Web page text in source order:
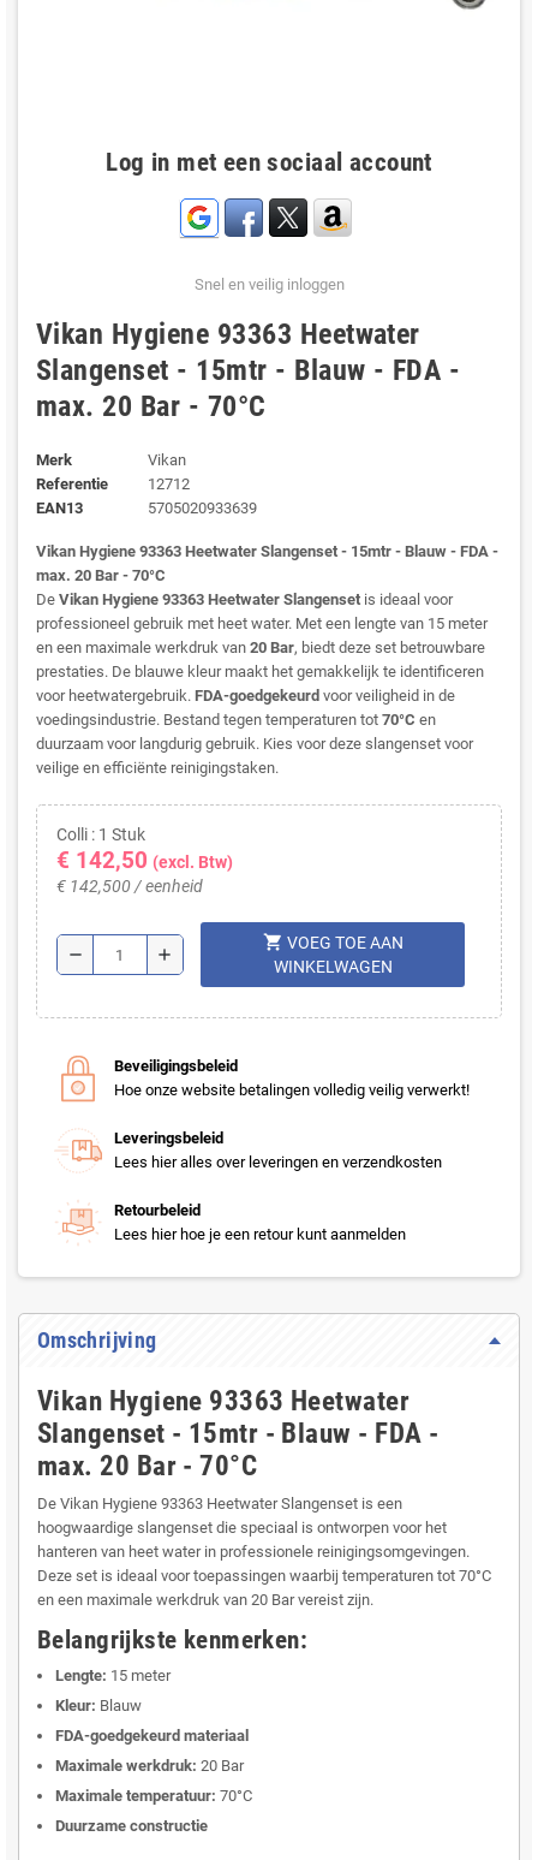
Log in met een sociaal account
Snel en veilig inloggen
Vikan Hygiene 93363 Heetwater
Slangenset - 15mtr - Blauw - FDA -
max. 20 Bar - 70°C
Merk
Vikan
Referentie
12712
EAN13
5705020933639
Vikan Hygiene 93363 Heetwater Slangenset - 15mtr - Blauw - FDA -
max. 20 Bar - 70°C
De Vikan Hygiene 93363 Heetwater Slangenset is ideaal voor
professioneel gebruik met heet water. Met een lengte van 15 meter
en een maximale werkdruk van 20 Bar, biedt deze set betrouwbare
prestaties. De blauwe kleur maakt het gemakkelijk te identificeren
voor heetwatergebruik. FDA-goedgekeurd voor veiligheid in de
voedingsindustrie. Bestand tegen temperaturen tot 70°C en
duurzaam voor langdurig gebruik. Kies voor deze slangenset voor
veilige en efficiënte reinigingstaken.
Colli : 1 Stuk
€ 142,50 (excl. Btw)
€ 142,500 / eenheid
remove add
shopping_cart VOEG TOE AAN
WINKELWAGEN
Beveiligingsbeleid
Hoe onze website betalingen volledig veilig verwerkt!
Leveringsbeleid
Lees hier alles over leveringen en verzendkosten
Retourbeleid
Lees hier hoe je een retour kunt aanmelden
Omschrijving
Vikan Hygiene 93363 Heetwater
Slangenset - 15mtr - Blauw - FDA -
max. 20 Bar - 70°C
De Vikan Hygiene 93363 Heetwater Slangenset is een
hoogwaardige slangenset die speciaal is ontworpen voor het
hanteren van heet water in professionele reinigingsomgevingen.
Deze set is ideaal voor toepassingen waarbij temperaturen tot 70°C
en een maximale werkdruk van 20 Bar vereist zijn.
Belangrijkste kenmerken:
Lengte: 15 meter
Kleur: Blauw
FDA-goedgekeurd materiaal
Maximale werkdruk: 20 Bar
Maximale temperatuur: 70°C
Duurzame constructie